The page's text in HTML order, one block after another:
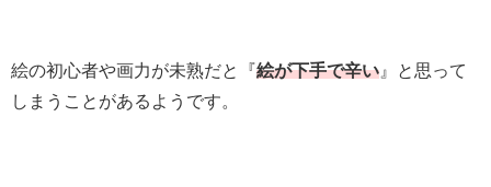
絵の初心者や画力が未熟だと『絵が下手で辛い 』と思って
しまうことがあるようです。